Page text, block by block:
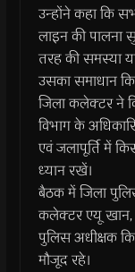
उन्होंने कहा कि
लाइन की पालना
तरह की समस्या
उसका समाधान
जिला कलेक्टर ने
विभाग के
एवं जलापूर्ति में
ध्यान रखें।
बैठक में जिला
कलेक्टर एयू खान,
पुलिस अधीक्षक
मौजूद रहे।